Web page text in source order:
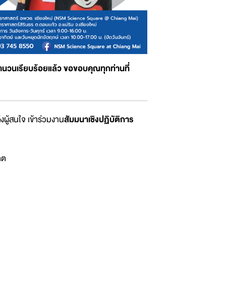
วนเรียบร้อยแล้ว ขอขอบคุณทุกท่านที่
สนใจ เข้าร่วมงานสัมมนาเชิงปฏิบัติการ